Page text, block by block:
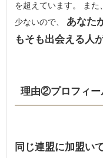
を超えています。 また
少ないので、 あなた
もそも出会える人
理由②プロフィー
同じ連盟に加盟い